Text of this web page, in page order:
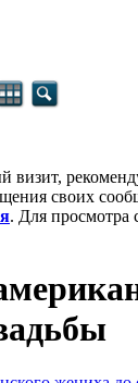
визит,
своих
. Для просмотра